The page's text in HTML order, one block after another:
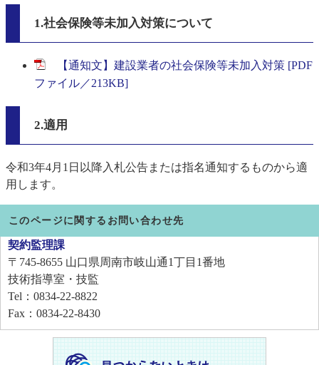
1.社会保険等未加入対策について
【通知文】建設業者の社会保険等未加入対策 [PDF
ファイル／213KB]
2.適用
令和3年4月1日以降入札公告または指名通知するものから適
用します。
このページに関するお問い合わせ先
契約監理課
〒745-8655 山口県周南市岐山通1丁目1番地
技術指導室・技監
Tel：0834-22-8822
Fax：0834-22-8430